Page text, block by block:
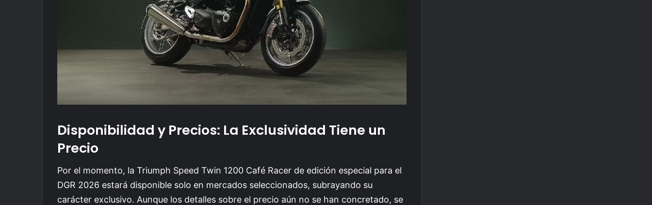
Disponibilidad y Precios: La Exclusividad Tiene un
Precio
Por el momento, la Triumph Speed Twin 1200 Café Racer de edición especial para el
DGR 2026 estará disponible solo en mercados seleccionados, subrayando su
carácter exclusivo. Aunque los detalles sobre el precio aún no se han concretado, se